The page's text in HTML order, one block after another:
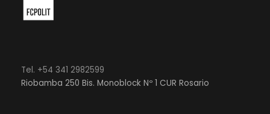
Tel. +54 341 2982599
Riobamba 250 Bis. Monoblock Nº 1 CUR Rosario